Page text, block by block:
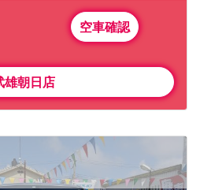
空車確認
雄朝日店